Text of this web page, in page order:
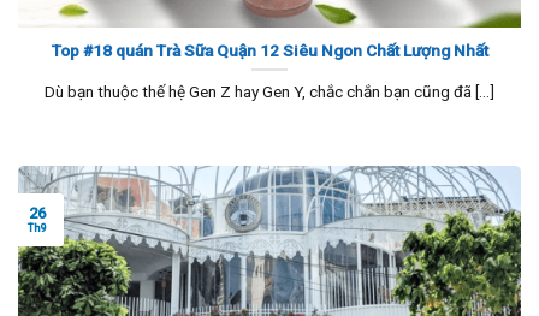
Top #18 quán Trà Sữa Quận 12 Siêu Ngon Chất Lượng Nhất
Dù bạn thuộc thế hệ Gen Z hay Gen Y, chắc chắn bạn cũng đã [...]
26
Th9